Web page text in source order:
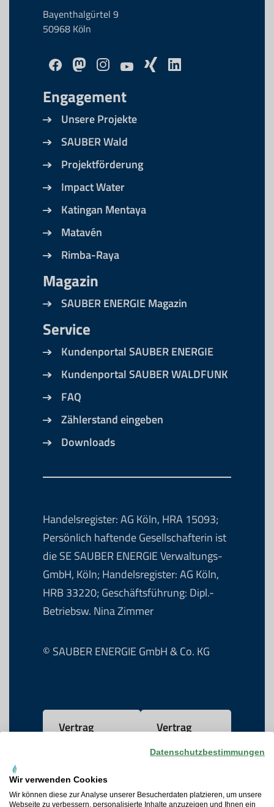
Bayenthalgürtel 9
50968 Köln
Engagement
Unsere Projekte
SAUBER Wald
Projektförderung
Impact Water
Katingan Mentaya
Matavén
Rimba-Raya
Magazin
SAUBER ENERGIE Magazin
Service
Kundenportal SAUBER ENERGIE
Kundenportal SAUBER WALDFUNK
FAQ
Zählerstand eingeben
Downloads
Handelsregister: AG Köln, HRA 15093;
Persönlich haftende Gesellschafterin ist
die SE SAUBER ENERGIE Verwaltungs-
GmbH, Köln; Handelsregister: AG Köln,
HRB 33220; Geschäftsführung: Dipl.-
Betriebsw. Nina Zimmer
© SAUBER ENERGIE GmbH & Co. KG
Vertrag
Vertrag
kündigen
AGB
Datenschutzbestimmungen
Wir verwenden Cookies
Wir können diese zur Analyse unserer Besucherdaten platzieren, um unsere
Webseite zu verbessern, personalisierte Inhalte anzuzeigen und Ihnen ein